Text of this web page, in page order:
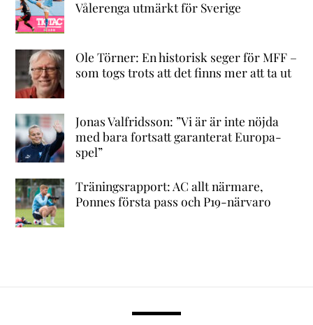
Vålerenga utmärkt för Sverige
Ole Törner: En historisk seger för MFF –
som togs trots att det finns mer att ta ut
Jonas Valfridsson: ”Vi är är inte nöjda
med bara fortsatt garanterat Europa-
spel”
Träningsrapport: AC allt närmare,
Ponnes första pass och P19-närvaro